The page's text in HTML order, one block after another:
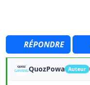
RÉPONDRE
QuozPowa Auteur